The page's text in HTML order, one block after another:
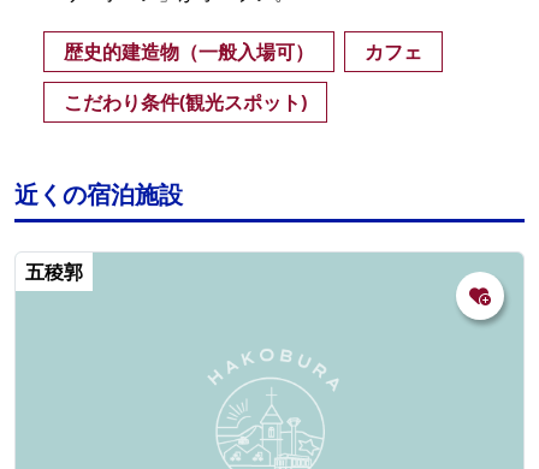
歴史的建造物（一般入場可）
カフェ
こだわり条件(観光スポット)
近くの宿泊施設
五稜郭